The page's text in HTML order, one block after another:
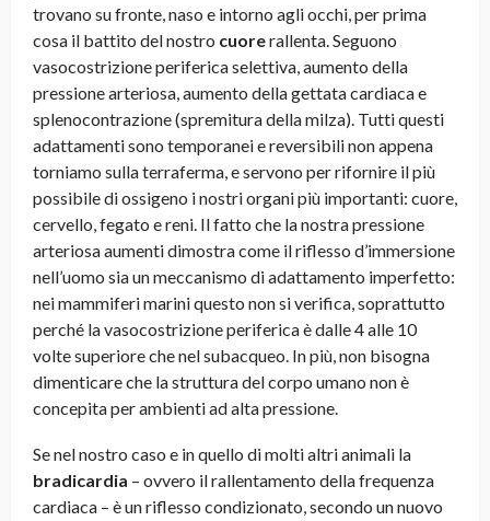
trovano su fronte, naso e intorno agli occhi, per prima
cosa il battito del nostro cuorerallenta. Seguono
vasocostrizione periferica selettiva, aumento della
pressione arteriosa, aumento della gettata cardiaca e
splenocontrazione (spremitura della milza). Tutti questi
adattamenti sono temporanei e reversibili non appena
torniamo sulla terraferma, e servono per rifornire il più
possibile di ossigeno i nostri organi più importanti: cuore,
cervello, fegato e reni. Il fatto che la nostra pressione
arteriosa aumenti dimostra come il riflesso d’immersione
nell’uomo sia un meccanismo di adattamento imperfetto:
nei mammiferi marini questo non si verifica, soprattutto
perché la vasocostrizione periferica è dalle 4 alle 10
volte superiore che nel subacqueo. In più, non bisogna
dimenticare che la struttura del corpo umano non è
concepita per ambienti ad alta pressione.
Se nel nostro caso e in quello di molti altri animali la
bradicardia – ovvero il rallentamento della frequenza
cardiaca – è un riflesso condizionato, secondo un nuovo